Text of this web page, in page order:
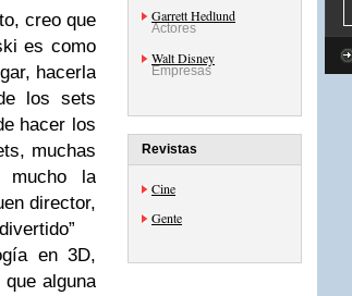
creo que
es como
hacerla
los sets
hacer los
muchas
la
director,
en 3D,
alguna
Garrett Hedlund
Actores
Walt Disney
Empresas
Revistas
Cine
Gente